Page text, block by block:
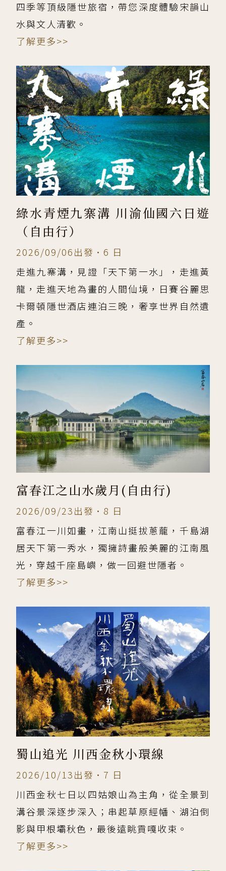
四季等頂級隱世旅宿，帶您深度體驗宋韻山
水與文人清歡。
了解更多>>
綠水青煙九寨溝 川渝仙國六日遊
（自由行）
2026/09/06出發•6 日
走進九寨溝，見證「天下第一水」，走進黃
龍，走進天地為畫的人間仙境，日賽谷麗思
卡爾頓隱世酒店連泊三晚，奢享世界自然遺
產。
了解更多>>
富春江之山水歲月(自由行)
2026/09/23出發•8 日
富春江一川如畫，江南山挺拔蔥蘢，千島湖
居天下第一秀水，獨擁詩畫般美麗的江南風
光，穿越千座島嶼，做一回避世隱者。
了解更多>>
蜀山追光 川西金秋小環線
2026/10/13出發•7 日
川西金秋七日以四姑娘山為主角，從全景到
溝谷景深逐步深入；串起草原經幡、湖泊倒
影與甲根壩秋色，最後遠眺貢嘎收束。
了解更多>>